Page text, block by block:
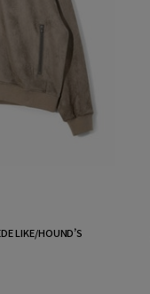
LIKE/HOUND’S